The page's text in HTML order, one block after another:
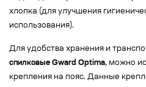
хлопка (для улучшения
использования).
Для удобства хранения и
спилковые Gward Optima, можно
крепления на пояс. Данные